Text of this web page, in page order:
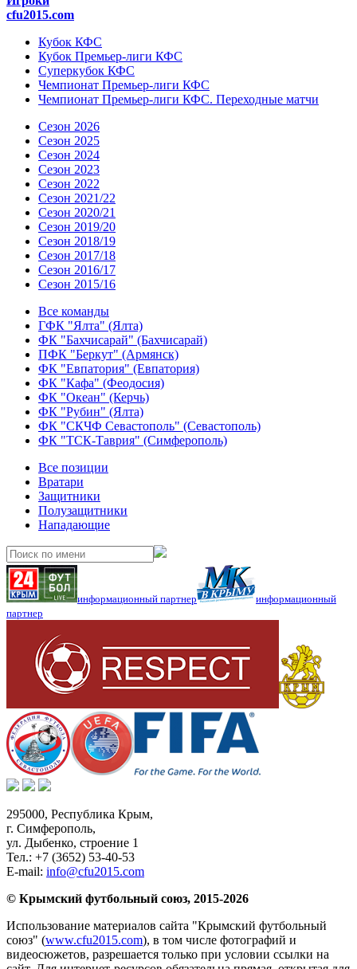
cfu2015.com
Кубок КФС
Кубок Премьер-лиги КФС
Суперкубок КФС
Чемпионат Премьер-лиги КФС
Чемпионат Премьер-лиги КФС. Переходные матчи
Сезон 2026
Сезон 2025
Сезон 2024
Сезон 2023
Сезон 2022
Сезон 2021/22
Сезон 2020/21
Сезон 2019/20
Сезон 2018/19
Сезон 2017/18
Сезон 2016/17
Сезон 2015/16
Все команды
ГФК "Ялта" (Ялта)
ФК "Бахчисарай" (Бахчисарай)
ПФК "Беркут" (Армянск)
ФК "Евпатория" (Евпатория)
ФК "Кафа" (Феодосия)
ФК "Океан" (Керчь)
ФК "Рубин" (Ялта)
ФК "СКЧФ Севастополь" (Севастополь)
ФК "ТСК-Таврия" (Симферополь)
Все позиции
Вратари
Защитники
Полузащитники
Нападающие
информационный партнер
информационный
партнер
295000, Республика Крым,
г. Симферополь,
ул. Дыбенко, строение 1
Тел.: +7 (3652) 53-40-53
E-mail: info@cfu2015.com
© Крымский футбольный союз, 2015-2026
Использование материалов сайта "Крымский футбольный
союз" (www.cfu2015.com), в том числе фотографий и
видеосюжетов, разрешается только при условии ссылки на